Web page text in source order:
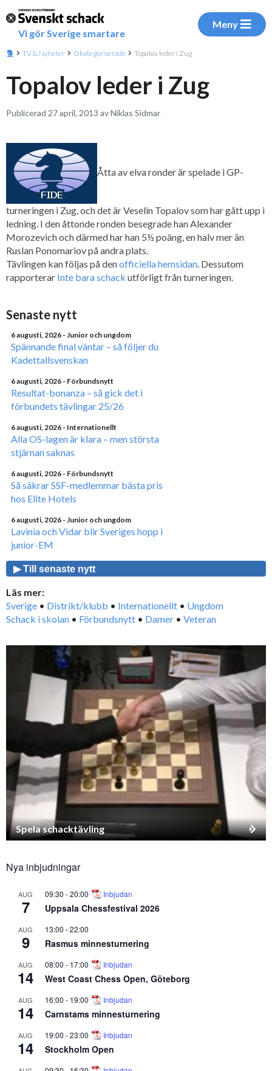
Vi gör Sverige smartare
Meny
TV & Nyheter Okategoriserade Topalov leder i Zug
Topalov leder i Zug
Publicerad 27 april, 2013 av Niklas Sidmar
Åtta av elva ronder är spelade i GP-
turneringen i Zug, och det är Veselin Topalov som har gått upp i
ledning. I den åttonde ronden besegrade han Alexander
Morozevich och därmed har han 5½ poäng, en halv mer än
Ruslan Ponomariov på andra plats.
Tävlingen kan följas på denofficiella hemsidan. Dessutom
rapporterar Inte bara schack utförligt från turneringen.
Senaste nytt
6 augusti, 2026 - Junior och ungdom
Spännande final väntar – så följer du
Kadettallsvenskan
6 augusti, 2026 - Förbundsnytt
Resultat-bonanza – så gick det i
förbundets tävlingar 25/26
6 augusti, 2026 - Internationellt
Alla OS-lagen är klara – men största
stjärnan saknas
6 augusti, 2026 - Förbundsnytt
Så säkrar SSF-medlemmar bästa pris
hos Elite Hotels
6 augusti, 2026 - Junior och ungdom
Lavinia och Vidar blir Sveriges hopp i
junior-EM
▶ Till senaste nytt
Läs mer:
Sverige • Distrikt/klubb • Internationellt • Ungdom
Schack i skolan • Förbundsnytt • Damer • Veteran
Spela schacktävling
Nya inbjudningar
AUG
7
09:30 -20:00 Inbjudan
Uppsala Chessfestival 2026
AUG
9
13:00 -22:00
Rasmus minnesturnering
AUG
14
08:00 - 17:00 Inbjudan
West Coast Chess Open, Göteborg
AUG
14
16:00 - 19:00 Inbjudan
Carnstams minnesturnering
AUG
14
19:00 -23:00 Inbjudan
Stockholm Open